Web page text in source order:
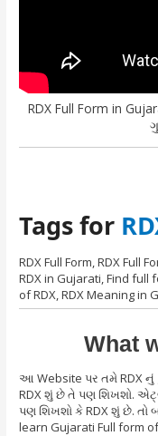
RDX Full Form in
Tags for
RDX Full Form, RDX Full
RDX in Gujarati, Find full
of RDX, RDX Meaning in
What
આ Website પર તમે RDX
RDX શું છે તે પણ શિખશો.
પણ શિખશો કે RDX શું છે. તો
learn Gujarati Full form